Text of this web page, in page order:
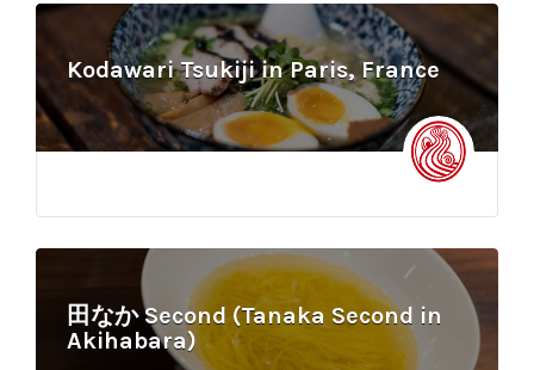
Kodawari Tsukiji in Paris, France
田なか Second (Tanaka Second in
Akihabara)